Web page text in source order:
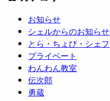
お知らせ
シェルからのお知らせ
とら・ちょび・シェフ
プライベート
わんわん教室
伝次郎
勇蔵